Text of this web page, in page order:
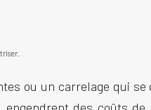
ou un carrelage qui